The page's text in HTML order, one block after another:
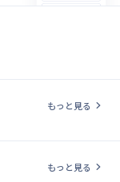
もっと見る chevron_right
もっと見る chevron_right